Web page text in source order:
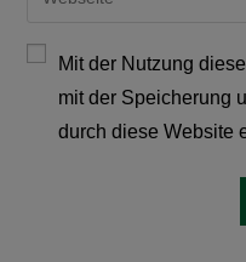
Mit der Nutzung
mit der Speicherung
durch diese Website